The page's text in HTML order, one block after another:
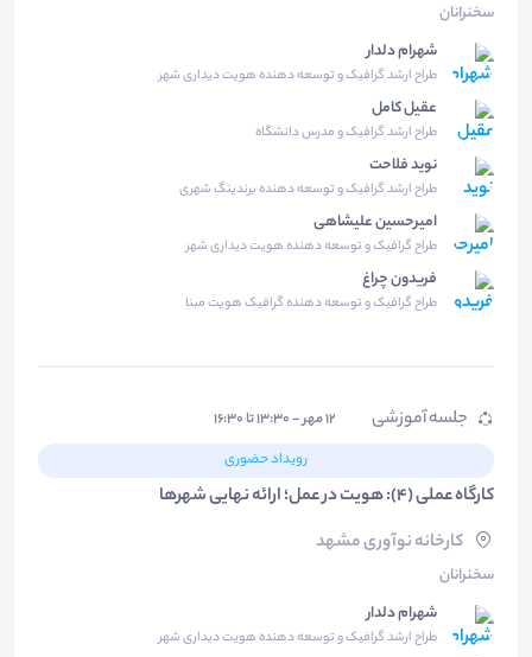
سخنرانان
شهرام دلدار
طراح ارشد گرافیک و توسعه دهنده هویت دیداری شهر
عقیل کامل
طراح ارشد گرافیک و مدرس دانشگاه
نوید فلاحت
طراح ارشد گرافیک و توسعه دهنده برندینگ شهری
امیرحسین علیشاهی
طراح گرافیک و توسعه دهنده هویت دیداری شهر
فریدون چراغ
طراح گرافیک و توسعه دهنده گرافیک هویت مبنا
جلسه آموزشی
۱۲ مهر - ۱۳:۳۰ تا ۱۶:۳۰
رویداد حضوری
کارگاه عملی (4): هویت در عمل؛ ارائه نهایی شهرها
کارخانه نوآوری مشهد
سخنرانان
شهرام دلدار
طراح ارشد گرافیک و توسعه دهنده هویت دیداری شهر